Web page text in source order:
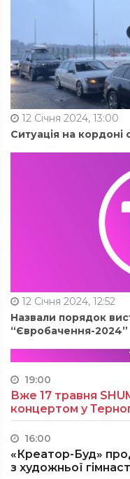
12 Січня 2024, 13:00
Ситуація на кордоні
12 Січня 2024, 12:52
Назвали порядок
“Євробачення-2024”
19:00
Вже 17 травня
концертом у
16:00
«Креатор-Буд»
з художньої